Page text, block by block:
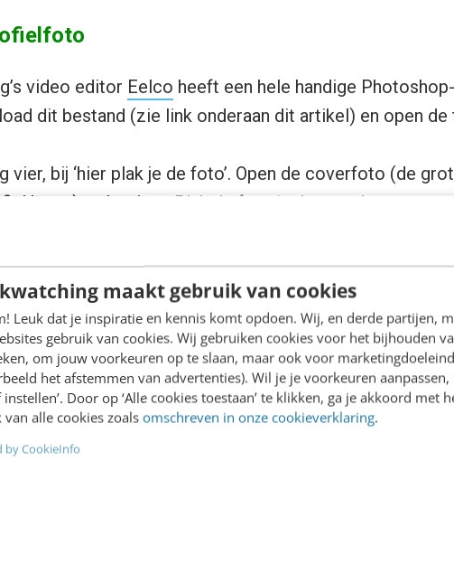
maakt gebruik van cookies
Leuk dat je inspiratie en kennis komt opdoen. Wij, en derde partijen,
gebruik van cookies. Wij gebruiken cookies voor het bijhouden
om jouw voorkeuren op te slaan, maar ook voor
het afstemmen van advertenties). Wil je je voorkeuren aanpassen,
instellen’. Door op ‘Alle cookies toestaan’ te klikken, ga je akkoord met
van alle cookies zoalsomschreven in onze cookieverklaring.
by CookieInfo
video editor Eelco heeft een hele handige
dit bestand (zie link onderaan dit artikel) en open
vier, bij ‘hier plak je de foto’. Open de coverfoto (de
komt) en kopieer. Plak de foto in de template.
van de foto tot je tevreden bent en bevestig de
load selection, en ‘profielfoto’. Kopieer de foto en plak
op.
(cover)
de template en selecteer via load selection de
en plak hem in een nieuw document.
op.
en omslagfoto